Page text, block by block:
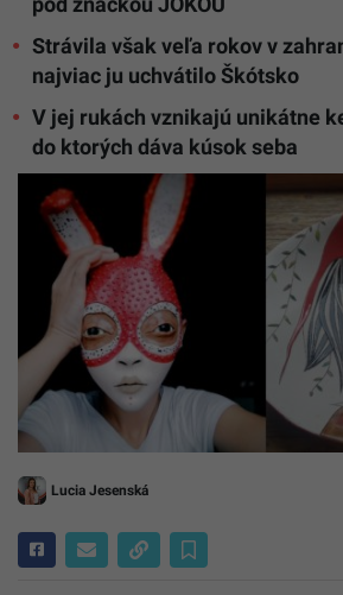
Strávila však veľa rokov v
najviac ju uchvátilo Škótsko
V jej rukách vznikajú unikátne
do ktorých dáva kúsok seba
Lucia Jesenská